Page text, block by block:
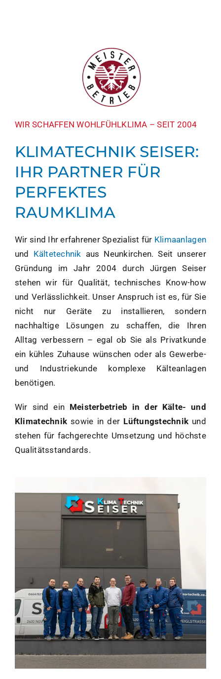
WIR SCHAFFEN WOHLFÜHLKLIMA – SEIT 2004
KLIMATECHNIK SEISER:
IHR PARTNER FÜR
PERFEKTES
RAUMKLIMA
Wir sind Ihr erfahrener Spezialist für Klimaanlagen
und Kältetechnik aus Neunkirchen. Seit unserer
Gründung im Jahr 2004 durch Jürgen Seiser
stehen wir für Qualität, technisches Know-how
und Verlässlichkeit. Unser Anspruch ist es, für Sie
nicht nur Geräte zu installieren, sondern
nachhaltige Lösungen zu schaffen, die Ihren
Alltag verbessern – egal ob Sie als Privatkunde
ein kühles Zuhause wünschen oder als Gewerbe-
und Industriekunde komplexe Kälteanlagen
benötigen.
Wir sind ein Meisterbetrieb in der Kälte- und
Klimatechnik sowie in der Lüftungstechnik und
stehen für fachgerechte Umsetzung und höchste
Qualitätsstandards.